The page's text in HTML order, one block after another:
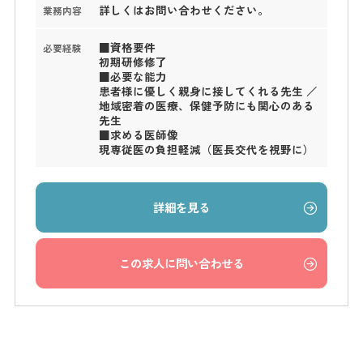
業務内容 詳しくはお問い合わせください。
必要経験
■資格要件
初期研修修了
■必要な能力
患者様に優しく親身に接してくれる先生 ／
地域密着の医療、保健予防にも関心のある
先生
■求める医師像
現専従医の負担軽減（医長交代を視野に）
詳細を見る
この求人に問い合わせる